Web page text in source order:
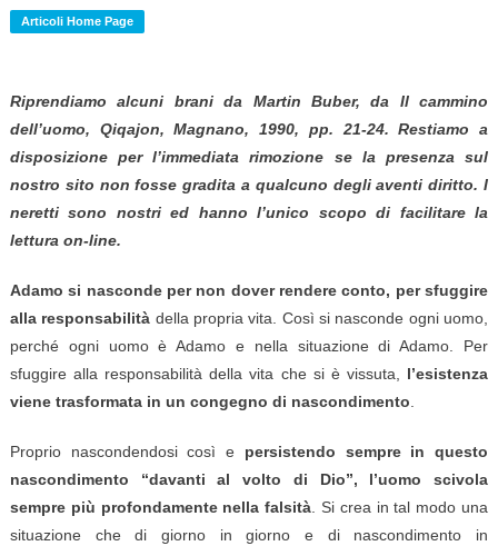
Articoli Home Page
Riprendiamo alcuni brani da Martin Buber, da Il cammino
dell’uomo, Qiqajon, Magnano, 1990, pp. 21-24. Restiamo a
disposizione per l’immediata rimozione se la presenza sul
nostro sito non fosse gradita a qualcuno degli aventi diritto. I
neretti sono nostri ed hanno l’unico scopo di facilitare la
lettura on-line.
Adamo si nasconde per non dover rendere conto, per sfuggire
alla responsabilità della propria vita. Così si nasconde ogni uomo,
perché ogni uomo è Adamo e nella situazione di Adamo. Per
sfuggire alla responsabilità della vita che si è vissuta, l’esistenza
viene trasformata in un congegno di nascondimento.
Proprio nascondendosi così e persistendo sempre in questo
nascondimento “davanti al volto di Dio”, l’uomo scivola
sempre più profondamente nella falsità. Si crea in tal modo una
situazione che di giorno in giorno e di nascondimento in